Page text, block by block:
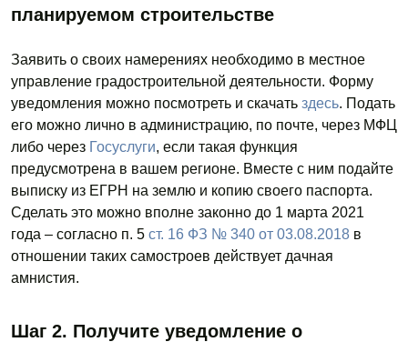
планируемом строительстве
Заявить о своих намерениях необходимо в местное
управление градостроительной деятельности. Форму
уведомления можно посмотреть и скачать здесь. Подать
его можно лично в администрацию, по почте, через МФЦ
либо через Госуслуги, если такая функция
предусмотрена в вашем регионе. Вместе с ним подайте
выписку из ЕГРН на землю и копию своего паспорта.
Сделать это можно вполне законно до 1 марта 2021
года – согласно п. 5 ст. 16 ФЗ № 340 от 03.08.2018 в
отношении таких самостроев действует дачная
амнистия.
Шаг 2. Получите уведомление о